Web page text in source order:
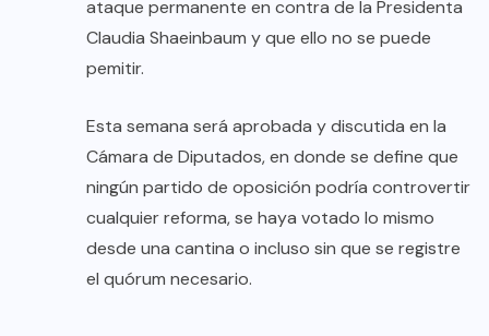
ataque permanente en contra de la Presidenta
Claudia Shaeinbaum y que ello no se puede
pemitir.
Esta semana será aprobada y discutida en la
Cámara de Diputados, en donde se define que
ningún partido de oposición podría controvertir
cualquier reforma, se haya votado lo mismo
desde una cantina o incluso sin que se registre
el quórum necesario.